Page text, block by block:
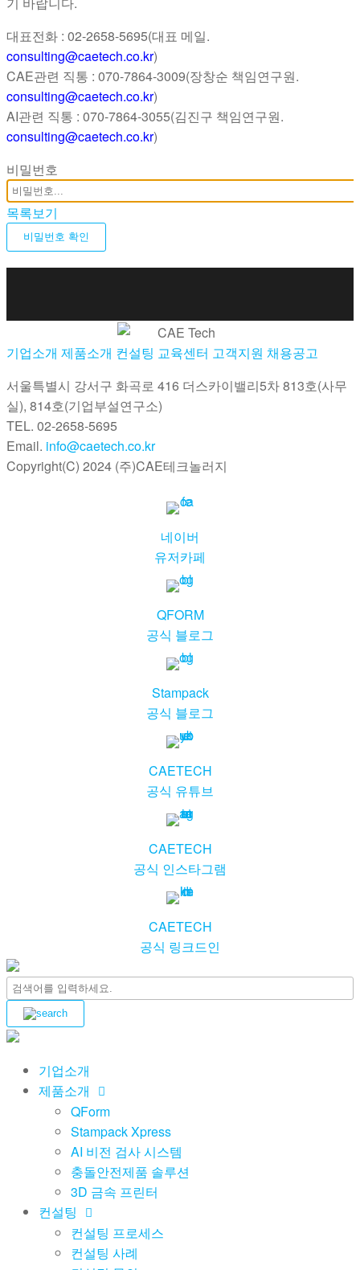
대표전화 : 02-2658-5695(대표 메일.
consulting@caetech.co.kr)
CAE관련 직통 : 070-7864-3009(장창순 책임연구원.
consulting@caetech.co.kr)
AI관련 직통 : 070-7864-3055(김진구 책임연구원.
consulting@caetech.co.kr)
비밀번호
목록보기
비밀번호 확인
기업소개 제품소개 컨설팅 교육센터 고객지원 채용공고
서울특별시 강서구 화곡로 416 더스카이밸리5차813호(사무
실), 814호(기업부설연구소)
TEL. 02-2658-5695
Email. info@caetech.co.kr
Copyright(C) 2024 (주)CAE테크놀러지
네이버
유저카페
QFORM
공식 블로그
Stampack
공식 블로그
CAETECH
공식 유튜브
CAETECH
공식 인스타그램
CAETECH
공식 링크드인
기업소개
제품소개
QForm
Stampack Xpress
AI 비전 검사 시스템
충돌안전제품 솔루션
3D 금속 프린터
컨설팅
컨설팅 프로세스
컨설팅 사례